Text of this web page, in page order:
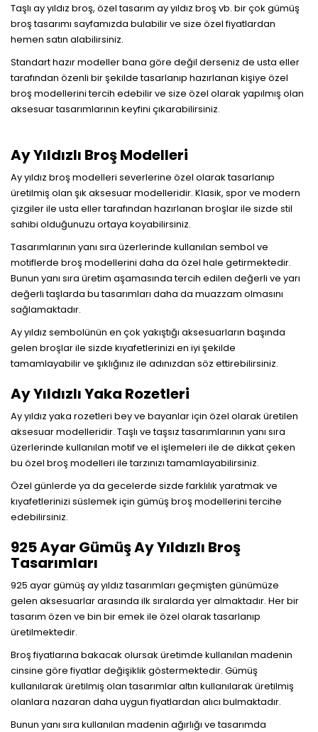
Taşlı ay yıldız broş, özel tasarım ay yıldız broş vb. bir çok gümüş
broş tasarımı sayfamızda bulabilir ve size özel fiyatlardan
hemen satın alabilirsiniz.
Standart hazır modeller bana göre değil derseniz de usta eller
tarafından özenli bir şekilde tasarlanıp hazırlanan kişiye özel
broş modellerini tercih edebilir ve size özel olarak yapılmış olan
aksesuar tasarımlarının keyfini çıkarabilirsiniz.
Ay Yıldızlı Broş Modelleri
Ay yıldız broş modelleri severlerine özel olarak tasarlanıp
üretilmiş olan şık aksesuar modelleridir. Klasik, spor ve modern
çizgiler ile usta eller tarafından hazırlanan broşlar ile sizde stil
sahibi olduğunuzu ortaya koyabilirsiniz.
Tasarımlarının yanı sıra üzerlerinde kullanılan sembol ve
motiflerde broş modellerini daha da özel hale getirmektedir.
Bunun yanı sıra üretim aşamasında tercih edilen değerli ve yarı
değerli taşlarda bu tasarımları daha da muazzam olmasını
sağlamaktadır.
Ay yıldız sembolünün en çok yakıştığı aksesuarların başında
gelen broşlar ile sizde kıyafetlerinizi en iyi şekilde
tamamlayabilir ve şıklığınız ile adınızdan söz ettirebilirsiniz.
Ay Yıldızlı Yaka Rozetleri
Ay yıldız yaka rozetleri bey ve bayanlar için özel olarak üretilen
aksesuar modelleridir. Taşlı ve taşsız tasarımlarının yanı sıra
üzerlerinde kullanılan motif ve el işlemeleri ile de dikkat çeken
bu özel broş modelleri ile tarzınızı tamamlayabilirsiniz.
Özel günlerde ya da gecelerde sizde farklılık yaratmak ve
kıyafetlerinizi süslemek için gümüş broş modellerini tercihe
edebilirsiniz.
925 Ayar Gümüş Ay Yıldızlı Broş
Tasarımları
925 ayar gümüş ay yıldız tasarımları geçmişten günümüze
gelen aksesuarlar arasında ilk sıralarda yer almaktadır. Her bir
tasarım özen ve bin bir emek ile özel olarak tasarlanıp
üretilmektedir.
Broş fiyatlarına bakacak olursak üretimde kullanılan madenin
cinsine göre fiyatlar değişiklik göstermektedir. Gümüş
kullanılarak üretilmiş olan tasarımlar altın kullanılarak üretilmiş
olanlara nazaran daha uygun fiyatlardan alıcı bulmaktadır.
Bunun yanı sıra kullanılan madenin ağırlığı ve tasarımda